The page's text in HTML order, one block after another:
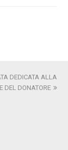
DEDICATA ALLA
DEL DONATORE